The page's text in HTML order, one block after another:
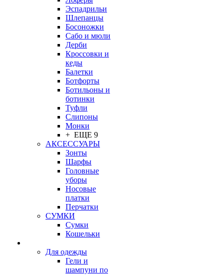
Эспадрильи
Шлепанцы
Босоножки
Сабо и мюли
Дерби
Кроссовки и
кеды
Балетки
Ботфорты
Ботильоны и
ботинки
Туфли
Слипоны
Монки
+ ЕЩЕ 9
АКСЕССУАРЫ
Зонты
Шарфы
Головные
уборы
Носовые
платки
Перчатки
СУМКИ
Сумки
Кошельки
Для одежды
Гели и
шампуни по